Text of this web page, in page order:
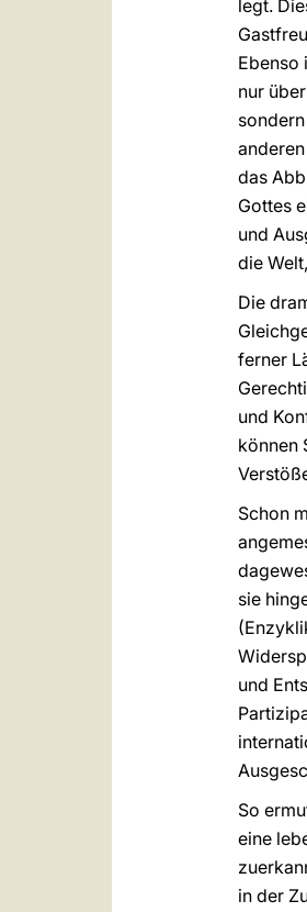
legt.
Ebenso
nur
das
Gottes
und
die
Die
ferner
und
können
Schon
sie
und
So
eine
in der